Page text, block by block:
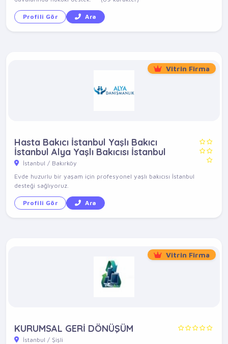
Profili Gör Ara
Vitrin Firma
Hasta Bakıcı İstanbul Yaşlı Bakıcı
İstanbul Alya Yaşlı Bakıcısı İstanbul
İstanbul / Bakırköy
Evde huzurlu bir yaşam için profesyonel yaşlı bakıcısı İstanbul
desteği sağlıyoruz.
Profili Gör Ara
Vitrin Firma
KURUMSAL GERİ DÖNÜŞÜM
İstanbul / Şişli